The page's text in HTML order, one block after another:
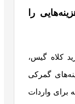
را
کلاه گیس،
گمرکی
برای واردات